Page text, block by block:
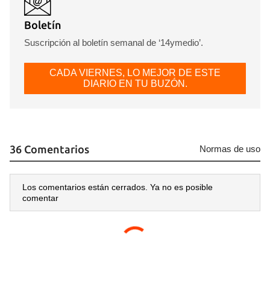
Boletín
Suscripción al boletín semanal de ‘14ymedio’.
CADA VIERNES, LO MEJOR DE ESTE
DIARIO EN TU BUZÓN.
36 Comentarios Normas de uso
Los comentarios están cerrados. Ya no es posible
comentar